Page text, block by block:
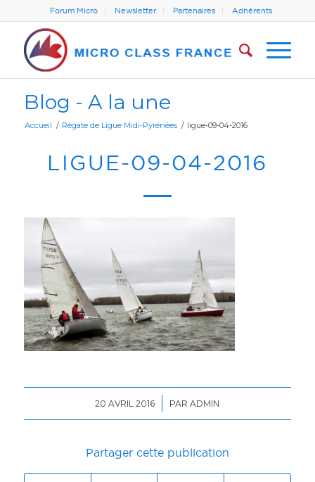
Forum Micro Newsletter Partenaires Adhérents
Blog - A la une
Accueil / Régate de Ligue Midi-Pyrénées / ligue-09-04-2016
LIGUE-09-04-2016
20 AVRIL 2016
/ PARADMIN
Partager cette publication